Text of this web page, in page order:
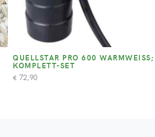
QUELLSTAR PRO 600 WARMWEISS; K
OMPLETT-SET
€ 72,90